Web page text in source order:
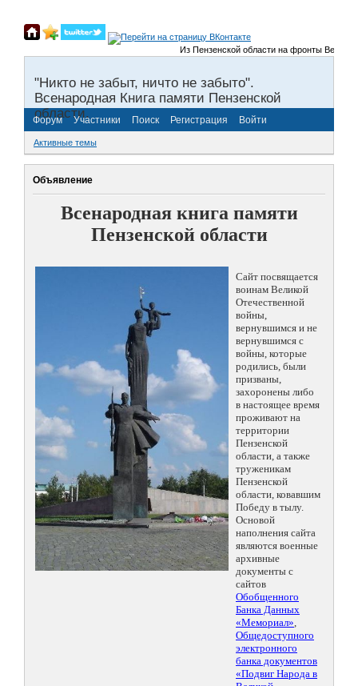
Из Пензенской области на фронты Великой
"Никто не забыт, ничто не забыто".
Всенародная Книга памяти Пензенской
области.
Форум Участники Поиск Регистрация Войти
Активные темы
Объявление
Всенародная книга памяти
Пензенской области
Сайт посвящается
воинам Великой
Отечественной
войны,
вернувшимся и не
вернувшимся с
войны, которые
родились, были
призваны,
захоронены либо
в настоящее время
проживают на
территории
Пензенской
области, а также
труженикам
Пензенской
области, ковавшим
Победу в тылу.
Основой
наполнения сайта
являются военные
архивные
документы с
сайтов
Обобщенного
Банка Данных
«Мемориал»,
Общедоступного
электронного
банка документов
«Подвиг Народа в